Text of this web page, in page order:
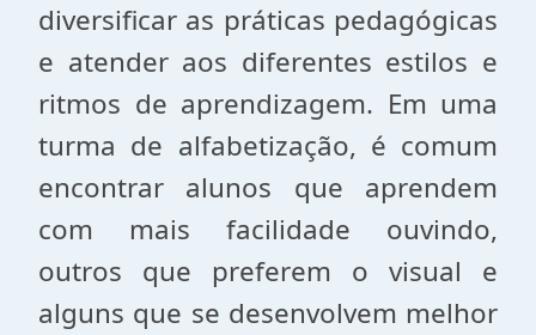
diversificar as práticas pedagógicas
e atender aos diferentes estilos e
ritmos de aprendizagem. Em uma
turma de alfabetização, é comum
encontrar alunos que aprendem
com mais facilidade ouvindo,
outros que preferem o visual e
alguns que se desenvolvem melhor